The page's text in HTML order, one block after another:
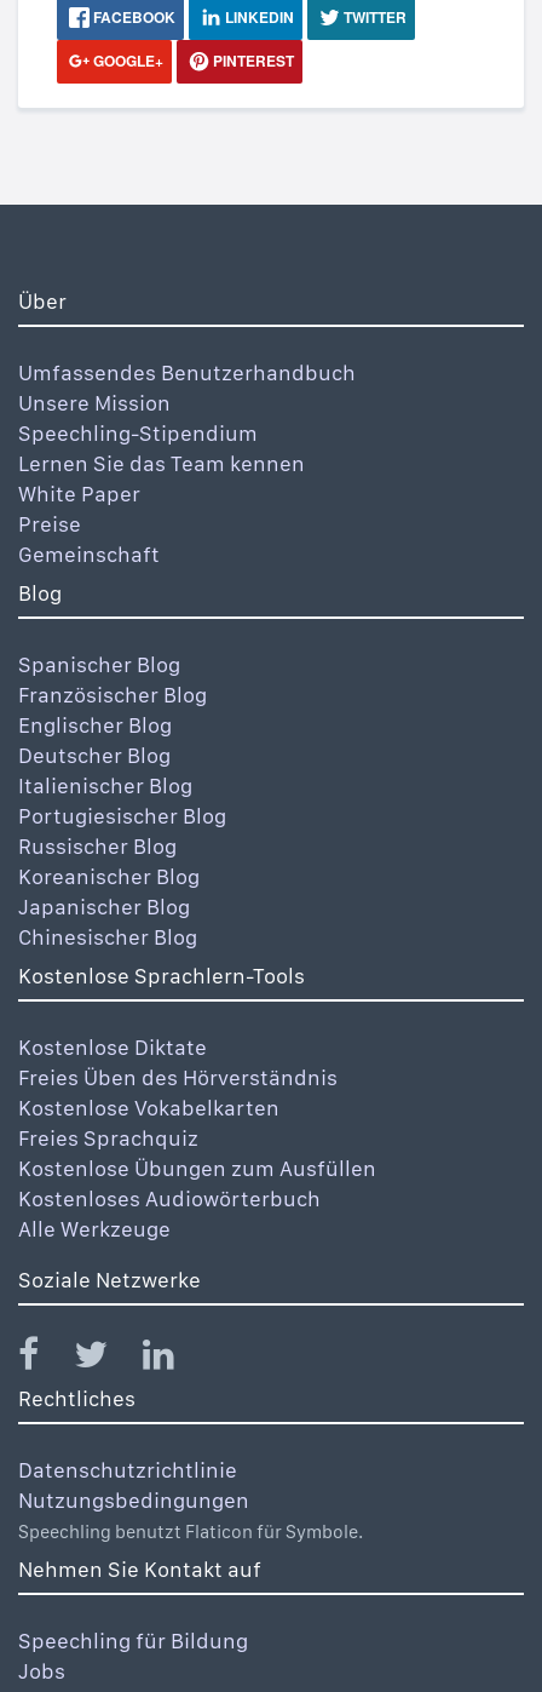
FACEBOOK LINKEDIN
TWITTER
GOOGLE+
PINTEREST
Über
Umfassendes Benutzerhandbuch
Unsere Mission
Speechling-Stipendium
Lernen Sie das Team kennen
White Paper
Preise
Gemeinschaft
Blog
Spanischer Blog
Französischer Blog
Englischer Blog
Deutscher Blog
Italienischer Blog
Portugiesischer Blog
Russischer Blog
Koreanischer Blog
Japanischer Blog
Chinesischer Blog
Kostenlose Sprachlern-Tools
Kostenlose Diktate
Freies Üben des Hörverständnis
Kostenlose Vokabelkarten
Freies Sprachquiz
Kostenlose Übungen zum Ausfüllen
Kostenloses Audiowörterbuch
Alle Werkzeuge
Soziale Netzwerke
Rechtliches
Datenschutzrichtlinie
Nutzungsbedingungen
Speechling benutzt Flaticon für Symbole.
Nehmen Sie Kontakt auf
Speechling für Bildung
Jobs